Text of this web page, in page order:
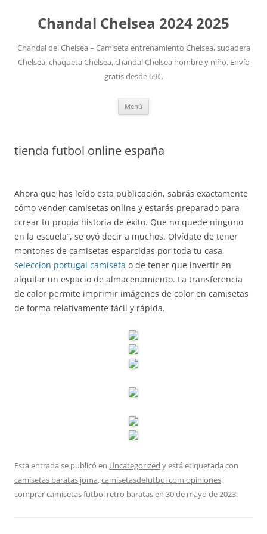
Chandal Chelsea 2024 2025
Chandal del Chelsea – Camiseta entrenamiento Chelsea, sudadera
Chelsea, chaqueta Chelsea, chandal Chelsea hombre y niño. Envío
gratis desde 69€.
Menú
tienda futbol online españa
Ahora que has leído esta publicación, sabrás exactamente
cómo vender camisetas online y estarás preparado para
ccrear tu propia historia de éxito. Que no quede ninguno
en la escuela”, se oyó decir a muchos. Olvídate de tener
montones de camisetas esparcidas por toda tu casa,
seleccion portugal camiseta o de tener que invertir en
alquilar un espacio de almacenamiento. La transferencia
de calor permite imprimir imágenes de color en camisetas
de forma relativamente fácil y rápida.
Esta entrada se publicó en Uncategorized y está etiquetada con
camisetas baratas joma,camisetasdefutbol com opiniones,
comprar camisetas futbol retro baratasen 30 de mayo de 2023.